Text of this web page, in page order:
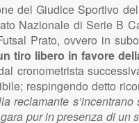
del Giudice Sportivo
Nazionale di Serie B
Prato, ovvero in
tiro libero in favore
cronometrista
respingendo detto
reclamante
pur in presenza di